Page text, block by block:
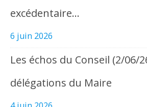
excédentaire…
6 juin 2026
Les échos du Conseil (2/06/
délégations du Maire